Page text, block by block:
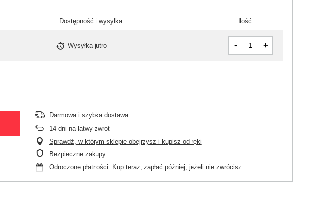
Dostępność i wysyłka Ilość
Wysyłka jutro - +
Darmowa i szybka dostawa
14dni na łatwy zwrot
Sprawdź, w którym sklepie obejrzysz i kupisz od ręki
Bezpieczne zakupy
Odroczone płatności. Kup teraz, zapłać później, jeżeli nie zwrócisz